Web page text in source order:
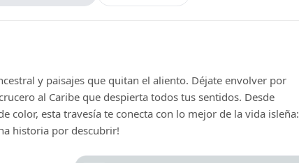
y paisajes que quitan el aliento. Déjate envolver por
al Caribe que despierta todos tus sentidos. Desde
color, esta travesía te conecta con lo mejor de la vida isleña:
historia por descubrir!